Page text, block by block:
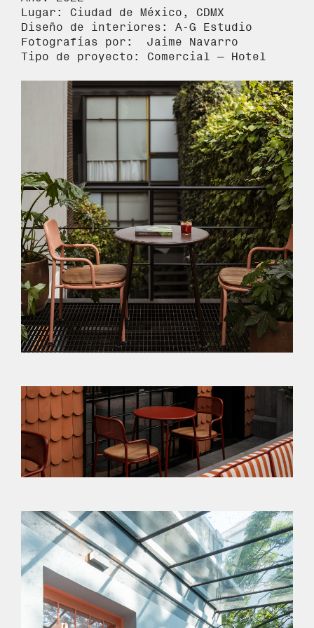
Lugar: Ciudad de México, CDMX
Diseño de interiores: A-G Estudio
Fotografías por: Jaime Navarro
Tipo de proyecto: Comercial – Hotel